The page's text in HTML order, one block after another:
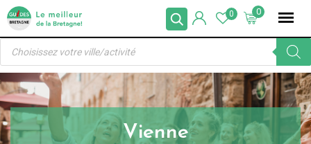
Skip
content
0
0
Recherche
produits
Vienne